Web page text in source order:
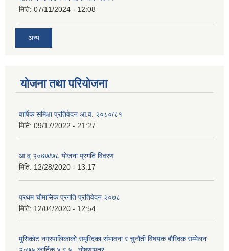
मिति: 07/11/2024 - 12:08
अन्य
योजना तथा परियोजना
वार्षिक समिक्षा प्रतिवेदन आ.व. २०८०/८१
मिति: 09/17/2022 - 21:27
आ.व् २०७७/७८ योजना प्रगति विवरण
मिति: 12/28/2020 - 13:17
प्रथम चाैमासिक प्रगति प्रतिवेदन २०७८
मिति: 12/04/2020 - 12:54
मुसिकाेट नगरपालिकाकाे समृध्दिका संभावना र चुनाैती विषयक बाैध्दिक सम्मेलन